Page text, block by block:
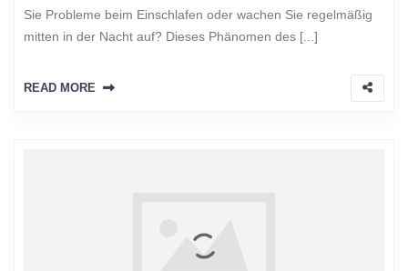
Sie Probleme beim Einschlafen oder wachen Sie regelmäßig
mitten in der Nacht auf? Dieses Phänomen des [...]
READ MORE